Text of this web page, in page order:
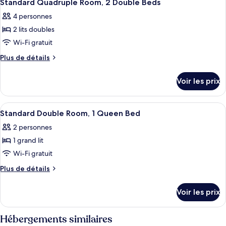
Maison
Romantique,
montagne
toutes
les
photos
pour
ce
chambre :
Standard
Quadruple
Room,
2
Double
Beds
Standard Quadruple Room, 2 Double Beds
4 personnes
2 lits doubles
Wi-Fi gratuit
Plus de détails
Plus
le
type
de
Standard
Quadruple
Double
Beds
Voir les prix
Afficher
toutes
les
photos
pour
ce
chambre :
Standard
Une chambre avec un lit, une
4
Standard Double Room, 1 Queen Bed
2 personnes
1 grand lit
Wi-Fi gratuit
Plus de détails
Plus
le
type
de
Voir les prix
Hébergements similaires